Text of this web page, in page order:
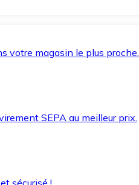
votre magasin le plus proche.
SEPA au meilleur prix.
sécurisé !